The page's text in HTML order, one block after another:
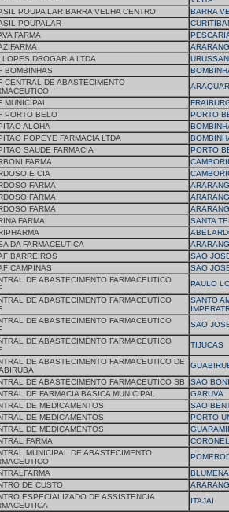
POUPA LAR BARRA VELHA CENTRO
BARRA
POUPALAR
FARMA
LOPES DROGARIA LTDA
BOMBINHAS
CENTRAL DE ABASTECIMENTO
MUNICIPAL
PORTO BELO
PORTO
ALOHA
POPEYE FARMACIA LTDA
SAUDE FARMACIA
PORTO
FARMA
E CIA
FARMA
FARMA
FARMA
FARMA
SANTA
DA FARMACEUTICA
BARREIROS
SAO
CAMPINAS
SAO
DE ABASTECIMENTO FARMACEUTICO
PAULO
DE ABASTECIMENTO FARMACEUTICO
SANTO
DE ABASTECIMENTO FARMACEUTICO
SAO
DE ABASTECIMENTO FARMACEUTICO
TIJUCAS
DE ABASTECIMENTO FARMACEUTICO DE
DE ABASTECIMENTO FARMACEUTICO SB
SAO
DE FARMACIA BASICA MUNICIPAL
GARUVA
DE MEDICAMENTOS
SAO
DE MEDICAMENTOS
PORTO
DE MEDICAMENTOS
FARMA
MUNICIPAL DE ABASTECIMENTO
DE CUSTO
ESPECIALIZADO DE ASSISTENCIA
ITAJAI